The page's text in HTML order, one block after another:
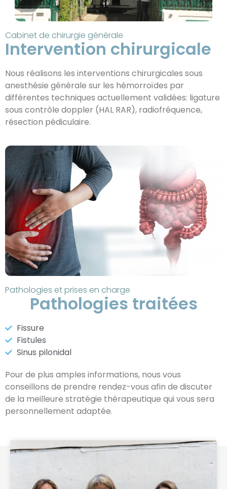
Cabinet de chirurgie générale
Intervention chirurgicale
Nous réalisons les interventions chirurgicales sous
anesthésie générale sur les hémorroïdes par
différentes techniques actuellement validées: ligature
sous contrôle doppler (HAL RAR), radiofréquence,
résection pédiculaire.
Pathologies et prises en charge
Pathologies traitées
Fissure
Fistules
Sinus pilonidal
Pour de plus amples informations, nous vous
conseillons de prendre rendez-vous afin de discuter
de la meilleure stratégie thérapeutique qui vous sera
personnellement adaptée.